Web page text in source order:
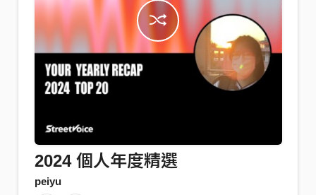
2024 個人年度精選
peiyu